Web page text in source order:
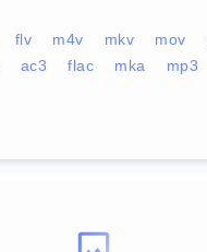
flv m4v mkv mov
ac3 flac mka mp3